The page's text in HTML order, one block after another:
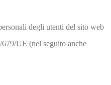
degli utenti del sito web
UE (nel seguito anche